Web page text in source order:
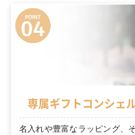
専属ギフトコンシェ
名入れや豊富なラッピング、